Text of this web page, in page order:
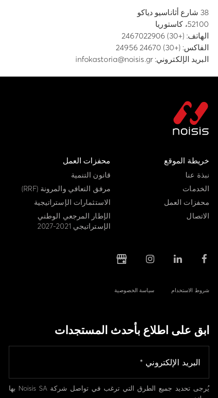
38 شارع أثاناسيو دياكو
52100، كاستوريا
الهاتف: (+30) 2467022906
الفاكس: (+30) 24670 24956
البريد الإلكتروني:infokastoria@noisis.gr
خريطة الموقع
نبذة عنا
الخدمات
محفزات العمل
الاتصال
محفزات العمل
قانون التنمية
مرفق التعافي والمرونة (RRF)
الاستثمارات الإستراتيجية
الإطار المرجعي الوطني
الإستراتيجي 2021-2027
شروط الاستخدام سياسة الخصوصية
ابق على اطلاع بأحدث المستجدات
يُرجى تحديد جميع الطرق التي ترغب في تواصل شركة Noisis SA بها